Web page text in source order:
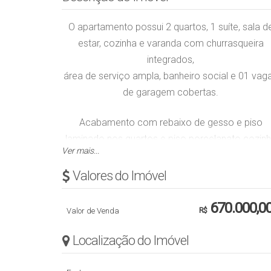
O apartamento possui 2 quartos, 1 suíte, sala
estar, cozinha e varanda com churrasqueira
integrados,
área de serviço ampla, banheiro social e 01
de garagem cobertas.
Acabamento com rebaixo de gesso e piso
laminado nos quartos e piso porcelanato cozinha
Permanece no imóvel todos os móveis sob
medida.
Empreendimento possui salão de festas.
Área privativa de 120,73 m².
Ver mais...
Valores do Imóvel
R$
Valor de Venda
Localização do Imóvel